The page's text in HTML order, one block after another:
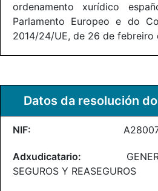
ordenamento xurídico
Parlamento Europeo e do
2014/24/UE, de 26 de febreiro
Datos da resolución
SEGUROS Y REASEGUROS